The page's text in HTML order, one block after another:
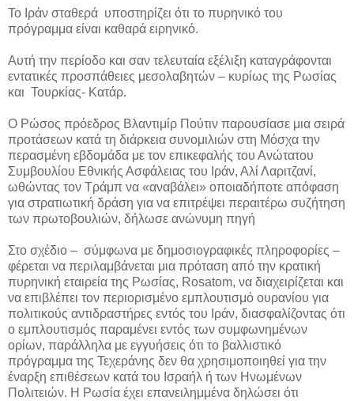
Το Ιράν σταθερά υποστηρίζει ότι το πυρηνικό του
πρόγραμμα είναι καθαρά ειρηνικό.
Αυτή την περίοδο και σαν τελευταία εξέλιξη καταγράφονται
εντατικές προσπάθειες μεσολαβητών – κυρίως της Ρωσίας
και Τουρκίας- Κατάρ.
Ο Ρώσος πρόεδρος Βλαντιμίρ Πούτιν παρουσίασε μια σειρά
προτάσεων κατά τη διάρκεια συνομιλιών στη Μόσχα την
περασμένη εβδομάδα με τον επικεφαλής του Ανώτατου
Συμβουλίου Εθνικής Ασφάλειας του Ιράν, Αλί Λαριτζανί,
ωθώντας τον Τράμπ να «αναβάλει» οποιαδήποτε απόφαση
για στρατιωτική δράση για να επιτρέψει περαιτέρω συζήτηση
των πρωτοβουλιών, δήλωσε ανώνυμη πηγή
Στο σχέδιο – σύμφωνα με δημοσιογραφικές πληροφορίες –
φέρεται να περιλαμβάνεται μια πρόταση από την κρατική
πυρηνική εταιρεία της Ρωσίας, Rosatom, να διαχειρίζεται και
να επιβλέπει τον περιορισμένο εμπλουτισμό ουρανίου για
πολιτικούς αντιδραστήρες εντός του Ιράν, διασφαλίζοντας ότι
ο εμπλουτισμός παραμένει εντός των συμφωνημένων
ορίων, παράλληλα με εγγυήσεις ότι το βαλλιστικό
πρόγραμμα της Τεχεράνης δεν θα χρησιμοποιηθεί για την
έναρξη επιθέσεων κατά του Ισραήλ ή των Ηνωμένων
Πολιτειών. Η Ρωσία έχει επανειλημμένα δηλώσει ότι